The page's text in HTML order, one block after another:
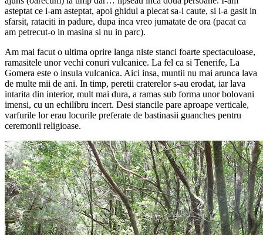
Dupa ce am terminat de mancat, ne-am indreptat spreParcul
National Garajonay, inclus in patrimoniul Unesco. In timp ce
soarele parjoleste tarmul sudic, pe muntele Garajonay predomina un
climat umed si racoros. Ierburile salbatice, ferigile si lichenii cresc
din abundenta, formand un covor gros peste bolovani. Pe pantele
stancoase rezista ultimelepaduri de dafin , un arbore specific
insulelorCanare(din pacate o parte din ei au ars in incendiul din
aceasta vara). Printre crengile zvelte si arcuite ale dafinilor am mai
intalnit si smochini, care cresc aici in numar mare, alaturi de cateva
sute de specii de flori.
Chiar la intrare sunt doua statui din lemn, care amintesc de o poveste
tragica, asemanatoare cu cea a lui Romeo si a Julietei. Gara era o
printesa din La Gomera, iar Jonay – un print din Tenerife. Cei doi s-
au intalnit la o sarbatoare si s-au indragostit. Cand si-au anuntat
casatoria,vulcanul Teidede pe insula alaturata a inceput sa arunce
lava, iar eruptia a fost intrepretata de familiile lor ca un semn rau
(bastinasii guanches credeau ca acolo locuieste zeul infernului), si i-
au obligat sa se desparta. Cei doi tineri s-au refugiat pe cel mai inalt
varf de pe insula, si, incoltiti de urmaritori, si-au luat viata. Ghidul
ne-a lasat sa exploram padurea in voie, timp de vreo 30 de minute
(sincer sa fiu speram la ceva mai mult). Ne-am plimbat pe potecile